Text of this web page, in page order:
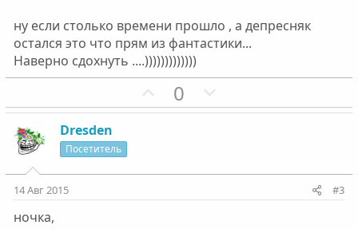
ну если столько времени прошло , а депресняк
остался это что прям из фантастики...
Наверно сдохнуть ....)))))))))))))
П
о
т
0
е
т
Dresden
Посетитель
14 Авг 2015 #3
ночка,